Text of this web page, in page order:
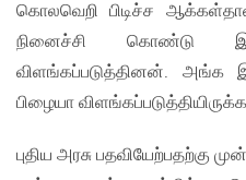
கொலவெறி பிடிச்ச
நினைச்சி கொண்டு
விளங்கப்படுத்தினன். அங்க
பிழையா
புதிய அரசு பதவியேற்பதற்கு